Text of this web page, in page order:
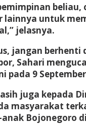
lainnya untuk
jelasnya.
jangan
Sahari
9
juga kepada
masyarakat
Bojonegoro